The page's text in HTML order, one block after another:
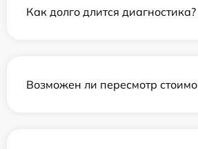
Как долго длится диагностика?
Возможен ли пересмотр